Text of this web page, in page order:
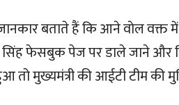
बताते हैं कि आने वाेल वक्त
सिंह फेसबुक पेज पर डाले जाने और
तो मुख्यमंत्री की आईटी टीम की